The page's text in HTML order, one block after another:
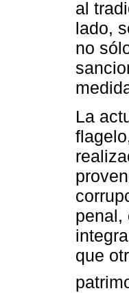
al
lado,
no
La
penal,
que